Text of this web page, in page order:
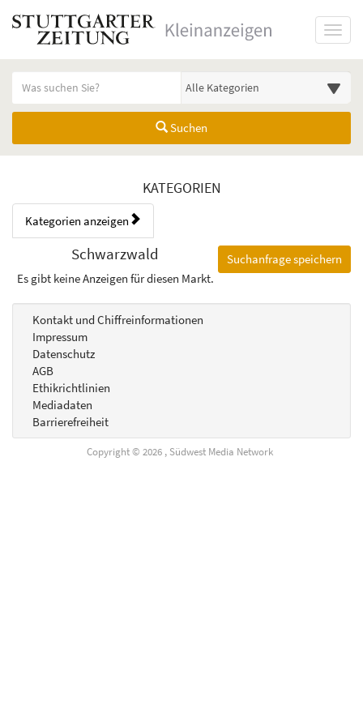
Suchen
Kategorien & Anzeigen
KATEGORIEN
Kategorien anzeigen
Bedienhinweis: Navigieren Sie mit Tab (Shift+Tab zurück). Drücken
Rubrik:
Schwarzwald
Suchanfrage speichern
Es gibt keine Anzeigen für diesen Markt.
Kontakt und Chiffreinformationen
Impressum
Datenschutz
AGB
Ethikrichtlinien
Mediadaten
Barrierefreiheit
Copyright © 2026 , Südwest Media Network